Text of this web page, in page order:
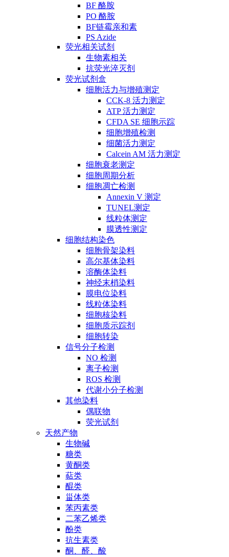
BF 酪胺
PO 酪胺
BF链霉亲和素
PS Azide
荧光相关试剂
生物素相关
抗荧光淬灭剂
荧光试剂盒
细胞活力与增殖测定
CCK-8 活力测定
ATP 活力测定
CFDA SE 细胞示踪
细胞增殖检测
细菌活力测定
Calcein AM 活力测定
细胞衰老测定
细胞周期分析
细胞凋亡检测
Annexin V 测定
TUNEL测定
线粒体测定
膜透性测定
细胞结构染色
细胞骨架染料
高尔基体染料
溶酶体染料
神经末梢染料
膜电位染料
线粒体染料
细胞核染料
细胞质示踪剂
细胞转染
信号分子检测
NO 检测
离子检测
ROS 检测
代谢小分子检测
其他染料
偶联物
荧光试剂
天然产物
生物碱
糖类
黄酮类
萜类
醌类
甾体类
苯丙素类
二苯乙烯类
酚类
抗生素类
酮、醛、酸